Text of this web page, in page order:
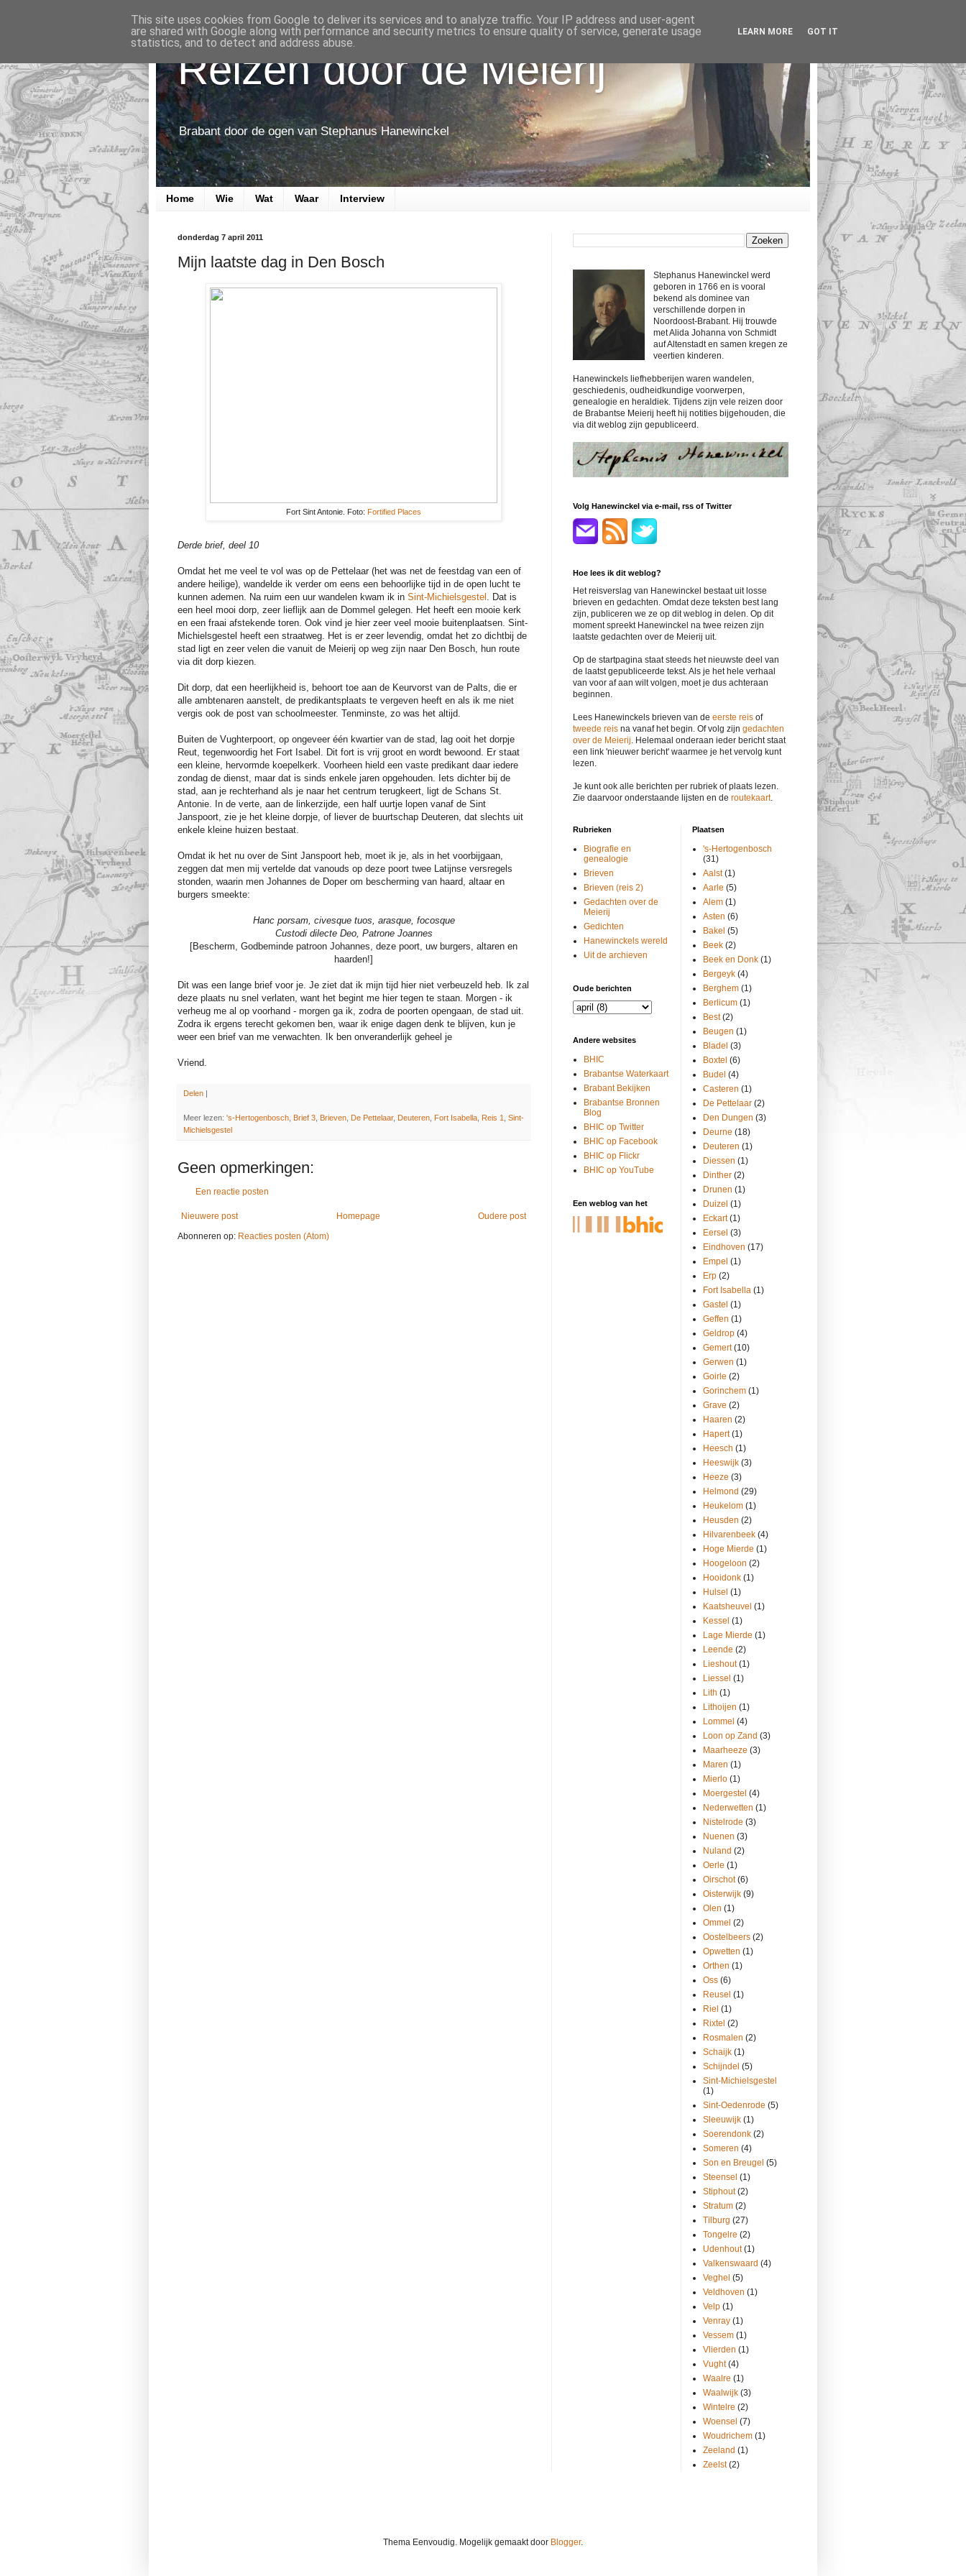
Reizen door de Meierij
Brabant door de ogen van Stephanus Hanewinckel
Home Wie Wat Waar Interview
donderdag 7 april 2011
Mijn laatste dag in Den Bosch
Fort Sint Antonie. Foto: Fortified Places
Derde brief, deel 10
Omdat het me veel te vol was op de Pettelaar (het was net de feestdag van een of
andere heilige), wandelde ik verder om eens een behoorlijke tijd in de open lucht te
kunnen ademen. Na ruim een uur wandelen kwam ik in Sint-Michielsgestel . Dat is
een heel mooi dorp, zeer lieflijk aan de Dommel gelegen. Het heeft een mooie kerk
en een fraai afstekende toren. Ook vind je hier zeer veel mooie buitenplaatsen. Sint-
Michielsgestel heeft een straatweg. Het is er zeer levendig, omdat het zo dichtbij de
stad ligt en zeer velen die vanuit de Meierij op weg zijn naar Den Bosch, hun route
via dit dorp kiezen.
Dit dorp, dat een heerlijkheid is, behoort toe aan de Keurvorst van de Palts, die er
alle ambtenaren aanstelt, de predikantsplaats te vergeven heeft en als ik me niet
vergis ook de post van schoolmeester. Tenminste, zo was het altijd.
Buiten de Vughterpoort, op ongeveer één kwartier van de stad, lag ooit het dorpje
Reut, tegenwoordig het Fort Isabel. Dit fort is vrij groot en wordt bewoond. Er staat
een kleine, hervormde koepelkerk. Voorheen hield een vaste predikant daar iedere
zondag de dienst, maar dat is sinds enkele jaren opgehouden. Iets dichter bij de
stad, aan je rechterhand als je naar het centrum terugkeert, ligt de Schans St.
Antonie. In de verte, aan de linkerzijde, een half uurtje lopen vanaf de Sint
Janspoort, zie je het kleine dorpje, of liever de buurtschap Deuteren, dat slechts uit
enkele kleine huizen bestaat.
Omdat ik het nu over de Sint Janspoort heb, moet ik je, als in het voorbijgaan,
zeggen dat men mij vertelde dat vanouds op deze poort twee Latijnse versregels
stonden, waarin men Johannes de Doper om bescherming van haard, altaar en
burgers smeekte:
Hanc porsam, civesque tuos, arasque, focosque
Custodi dilecte Deo, Patrone Joannes
[Bescherm, Godbeminde patroon Johannes, deze poort, uw burgers, altaren en
haarden!]
Dit was een lange brief voor je. Je ziet dat ik mijn tijd hier niet verbeuzeld heb. Ik zal
deze plaats nu snel verlaten, want het begint me hier tegen te staan. Morgen - ik
verheug me al op voorhand - morgen ga ik, zodra de poorten opengaan, de stad uit.
Zodra ik ergens terecht gekomen ben, waar ik enige dagen denk te blijven, kun je
weer een brief van me verwachten. Ik ben onveranderlijk geheel je
Vriend.
Delen |
Meer lezen: 's-Hertogenbosch Brief 3 Brieven De Pettelaar, Deuteren Fort Isabella Reis 1
Sint-
Michielsgestel
Geen opmerkingen:
Een reactie posten
Nieuwere post Oudere post
Homepage
Abonneren op: Reacties posten (Atom)
Stephanus Hanewinckel werd
geboren in 1766 en is vooral
bekend als dominee van
verschillende dorpen in
Noordoost-Brabant. Hij trouwde
met Alida Johanna von Schmidt
auf Altenstadt en samen kregen ze
veertien kinderen.
Hanewinckels liefhebberijen waren wandelen,
geschiedenis, oudheidkundige voorwerpen,
genealogie en heraldiek. Tijdens zijn vele reizen door
de Brabantse Meierij heeft hij notities bijgehouden, die
via dit weblog zijn gepubliceerd.
Volg Hanewinckel via e-mail, rss of Twitter
Hoe lees ik dit weblog?
Het reisverslag van Hanewinckel bestaat uit losse
brieven en gedachten. Omdat deze teksten best lang
zijn, publiceren we ze op dit weblog in delen. Op dit
moment spreekt Hanewinckel na twee reizen zijn
laatste gedachten over de Meierij uit.
Op de startpagina staat steeds het nieuwste deel van
de laatst gepubliceerde tekst. Als je het hele verhaal
van voor af aan wilt volgen, moet je dus achteraan
beginnen.
Lees Hanewinckels brieven van de eerste reis of
tweede reis na vanaf het begin. Of volg zijn gedachten
over de Meierij. Helemaal onderaan ieder bericht staat
een link 'nieuwer bericht' waarmee je het vervolg kunt
lezen.
Je kunt ook alle berichten per rubriek of plaats lezen.
Zie daarvoor onderstaande lijsten en de routekaart.
Rubrieken
Biografie en
genealogie
Brieven
Brieven (reis 2)
Gedachten over de
Meierij
Gedichten
Hanewinckels wereld
Uit de archieven
Oude berichten
Andere websites
BHIC
Brabantse Waterkaart
Brabant Bekijken
Brabantse Bronnen
Blog
BHIC op Twitter
BHIC op Facebook
BHIC op Flickr
BHIC op YouTube
Een weblog van het
Plaatsen
's-Hertogenbosch
(31)
Aalst (1)
Aarle (5)
Alem (1)
Asten (6)
Bakel (5)
Beek (2)
Beek en Donk (1)
Bergeyk (4)
Berghem (1)
Berlicum (1)
Best (2)
Beugen (1)
Bladel (3)
Boxtel (6)
Budel (4)
Casteren (1)
De Pettelaar (2)
Den Dungen (3)
Deurne (18)
Deuteren (1)
Diessen (1)
Dinther (2)
Drunen (1)
Duizel (1)
Eckart (1)
Eersel (3)
Eindhoven (17)
Empel (1)
Erp (2)
Fort Isabella (1)
Gastel (1)
Geffen (1)
Geldrop (4)
Gemert (10)
Gerwen (1)
Goirle (2)
Gorinchem (1)
Grave (2)
Haaren (2)
Hapert (1)
Heesch (1)
Heeswijk (3)
Heeze (3)
Helmond (29)
Heukelom (1)
Heusden (2)
Hilvarenbeek (4)
Hoge Mierde (1)
Hoogeloon (2)
Hooidonk (1)
Hulsel (1)
Kaatsheuvel (1)
Kessel (1)
Lage Mierde (1)
Leende (2)
Lieshout (1)
Liessel (1)
Lith (1)
Lithoijen (1)
Lommel (4)
Loon op Zand (3)
Maarheeze (3)
Maren (1)
Mierlo (1)
Moergestel (4)
Nederwetten (1)
Nistelrode (3)
Nuenen (3)
Nuland (2)
Oerle (1)
Oirschot (6)
Oisterwijk (9)
Olen (1)
Ommel (2)
Oostelbeers (2)
Opwetten (1)
Orthen (1)
Oss (6)
Reusel (1)
Riel (1)
Rixtel (2)
Rosmalen (2)
Schaijk (1)
Schijndel (5)
Sint-Michielsgestel
(1)
Sint-Oedenrode (5)
Sleeuwijk (1)
Soerendonk (2)
Someren (4)
Son en Breugel (5)
Steensel (1)
Stiphout (2)
Stratum (2)
Tilburg (27)
Tongelre (2)
Udenhout (1)
Valkenswaard (4)
Veghel (5)
Veldhoven (1)
Velp (1)
Venray (1)
Vessem (1)
Vlierden (1)
Vught (4)
Waalre (1)
Waalwijk (3)
Wintelre (2)
Woensel (7)
Woudrichem (1)
Zeeland (1)
Zeelst (2)
Thema Eenvoudig. Mogelijk gemaakt door Blogger.
This site uses cookies from Google to deliver its services and to analyze traffic. Your IP address and user-agent
are shared with Google along with performance and security metrics to ensure quality of service, generate usage
statistics, and to detect and address abuse.
LEARN MORE GOT IT